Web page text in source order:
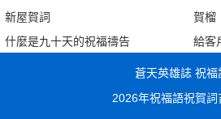
新屋賀詞
什麼是九十天的祝福禱告
賀榴
給客
蒼天英雄誌 祝福
2026年祝福語祝賀詞